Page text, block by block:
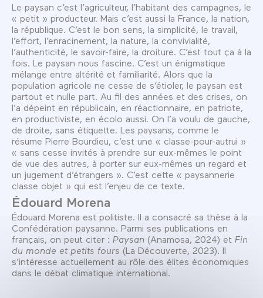
Le paysan c’est l’agriculteur, l’habitant des campagnes, le
« petit » producteur. Mais c’est aussi la France, la nation,
la république. C’est le bon sens, la simplicité, le travail,
l’effort, l’enracinement, la nature, la convivialité,
l’authenticité, le savoir-faire, la droiture. C’est tout ça à la
fois. Le paysan nous fascine. C’est un énigmatique
mélange entre altérité et familiarité. Alors que la
population agricole ne cesse de s’étioler, le paysan est
partout et nulle part. Au fil des années et des crises, on
l’a dépeint en républicain, en réactionnaire, en patriote,
en productiviste, en écolo aussi. On l’a voulu de gauche,
de droite, sans étiquette. Les paysans, comme le
résume Pierre Bourdieu, c’est une « classe-pour-autrui »
« sans cesse invités à prendre sur eux-mêmes le point
de vue des autres, à porter sur eux-mêmes un regard et
un jugement d’étrangers ». C’est cette « paysannerie
classe objet » qui est l’enjeu de ce texte.
Édouard Morena
Édouard Morena est politiste. Il a consacré sa thèse à la
Confédération paysanne. Parmi ses publications en
français, on peut citer : Paysan (Anamosa, 2024) et Fin
du monde et petits fours (La Découverte, 2023). Il
s’intéresse actuellement au rôle des élites économiques
dans le débat climatique international.